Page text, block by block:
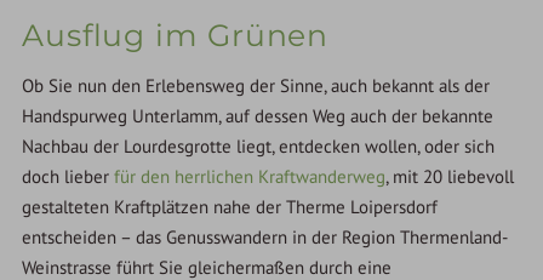
Ausflug im Grünen
Ob Sie nun den Erlebensweg der Sinne, auch bekannt als der
Handspurweg Unterlamm, auf dessen Weg auch der bekannte
Nachbau der Lourdesgrotte liegt, entdecken wollen, oder sich
doch lieberfür den herrlichen Kraftwanderweg, mit 20 liebevoll
gestalteten Kraftplätzen nahe der Therme Loipersdorf
entscheiden – das Genusswandern in der Region Thermenland-
Weinstrasse führt Sie gleichermaßen durch eine